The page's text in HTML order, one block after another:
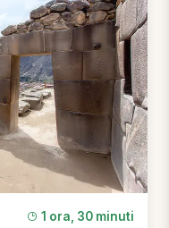
1 ora, 30 minuti